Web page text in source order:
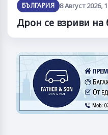
БЪЛГАРИЯ 8 Август 2026,
Дрон се взриви на